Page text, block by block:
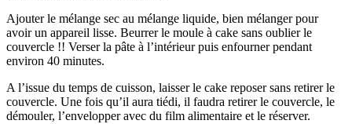
Ajouter le mélange sec au mélange liquide, bien mélanger pour
avoir un appareil lisse. Beurrer le moule à cake sans oublier le
couvercle !! Verser la pâte à l’intérieur puis enfourner pendant
environ 40 minutes.
A l’issue du temps de cuisson, laisser le cake reposer sans retirer le
couvercle. Une fois qu’il aura tiédi, il faudra retirer le couvercle, le
démouler, l’envelopper avec du film alimentaire et le réserver.